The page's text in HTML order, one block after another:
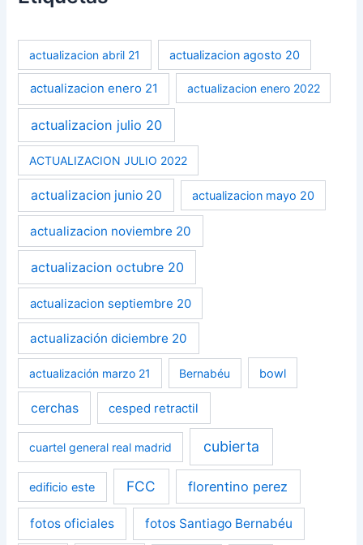
actualizacion abril 21 actualizacion agosto 20
actualizacion enero 21 actualizacion enero 2022
actualizacion julio 20
ACTUALIZACION JULIO 2022
actualizacion junio 20 actualizacion mayo 20
actualizacion noviembre 20
actualizacion octubre 20
actualizacion septiembre 20
actualización diciembre 20
actualización marzo 21 Bernabéu bowl
cerchas cesped retractil
cuartel general real madrid cubierta
edificio este FCC florentino perez
fotos oficiales fotos Santiago Bernabéu